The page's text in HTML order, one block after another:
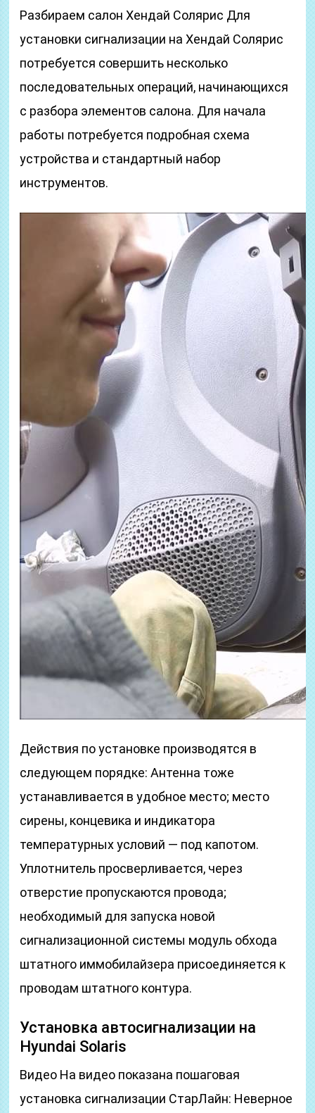
Разбираем салон Хендай Солярис Для
установки сигнализации на Хендай Солярис
потребуется совершить несколько
последовательных операций, начинающихся
с разбора элементов салона. Для начала
работы потребуется подробная схема
устройства и стандартный набор
инструментов.
Действия по установке производятся в
следующем порядке: Антенна тоже
устанавливается в удобное место; место
сирены, концевика и индикатора
температурных условий — под капотом.
Уплотнитель просверливается, через
отверстие пропускаются провода;
необходимый для запуска новой
сигнализационной системы модуль обхода
штатного иммобилайзера присоединяется к
проводам штатного контура.
Установка автосигнализации на
Hyundai Solaris
Видео На видео показана пошаговая
установка сигнализации СтарЛайн: Неверное